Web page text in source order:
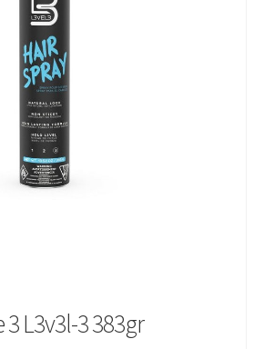
3 L3v3l-3 383gr